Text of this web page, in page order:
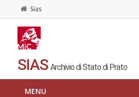
Sias
SIAS Archivio di Stato di Prato
MENU